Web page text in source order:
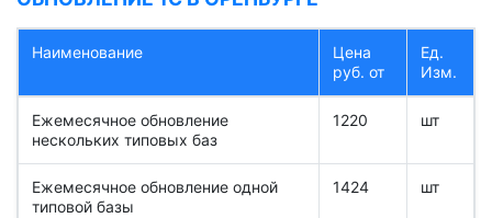
Наименование
Цена
руб. от
Ед.
Изм.
Ежемесячное обновление
нескольких типовых баз
1220 шт
Ежемесячное обновление одной
типовой базы
1424 шт